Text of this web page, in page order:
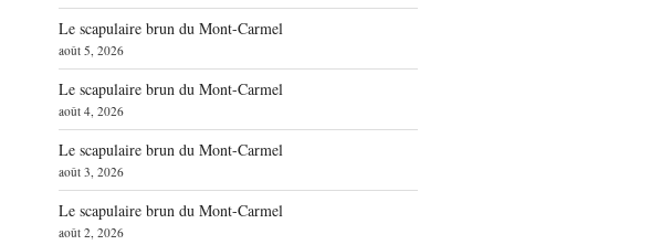
Le scapulaire brun du Mont-Carmel
août 5, 2026
Le scapulaire brun du Mont-Carmel
août 4, 2026
Le scapulaire brun du Mont-Carmel
août 3, 2026
Le scapulaire brun du Mont-Carmel
août 2, 2026